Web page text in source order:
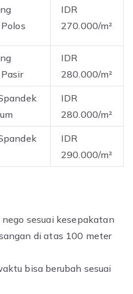
IDR
270.000/m²
IDR
280.000/m²
IDR
280.000/m²
IDR
290.000/m²
sesuai kesepakatan
di atas 100 meter
bisa berubah sesuai